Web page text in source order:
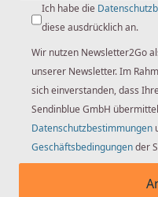
cm
mit Überlauf,
95,52 €
Ich habe die
diese ausdrücklich an.
Wir nutzen Newsletter2Go
unserer Newsletter. Im
sich einverstanden, dass
Sendinblue GmbH
Datenschutzbestimmungen
Geschäftsbedingungender